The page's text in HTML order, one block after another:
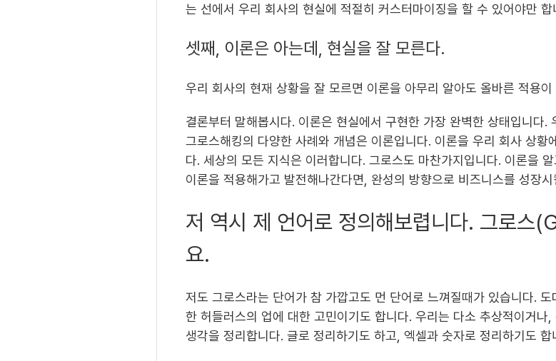
는 선에서 우리 회사의 현실에 적절히 커스터마이징을 할 수 있어야만 합
셋째, 이론은 아는데, 현실을 잘 모른다.
우리 회사의 현재 상황을 잘 모르면 이론을 아무리 알아도 올바른 적용
결론부터 말해봅시다. 이론은 현실에서 구현한 가장 완벽한 상태입니다.
그로스해킹의 다양한 사례와 개념은 이론입니다. 이론을 우리 회사 상황
다. 세상의 모든 지식은 이러합니다. 그로스도 마찬가지입니다. 이론을
이론을 적용해가고 발전해나간다면, 완성의 방향으로 비즈니스를 성장
저 역시 제 언어로 정의해보렵니다. 그로스
요.
저도 그로스라는 단어가 참 가깝고도 먼 단어로 느껴질때가 있습니다.
한 허들러스의 업에 대한 고민이기도 합니다. 우리는 다소 추상적이거나,
생각을 정리합니다. 글로 정리하기도 하고, 엑셀과 숫자로 정리하기도 합